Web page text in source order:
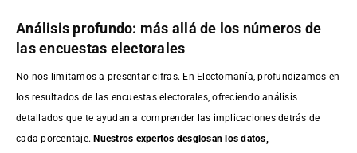
Análisis profundo: más allá de los números de
las encuestas electorales
No nos limitamos a presentar cifras. En Electomanía, profundizamos en
los resultados de las encuestas electorales, ofreciendo análisis
detallados que te ayudan a comprender las implicaciones detrás de
cada porcentaje. Nuestros expertos desglosan los datos,